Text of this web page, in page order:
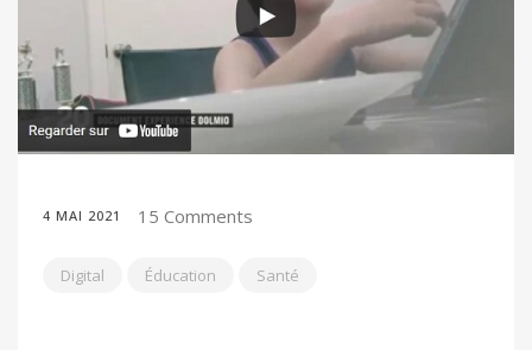
4 MAI 2021 15 Comments
Digital Éducation Santé